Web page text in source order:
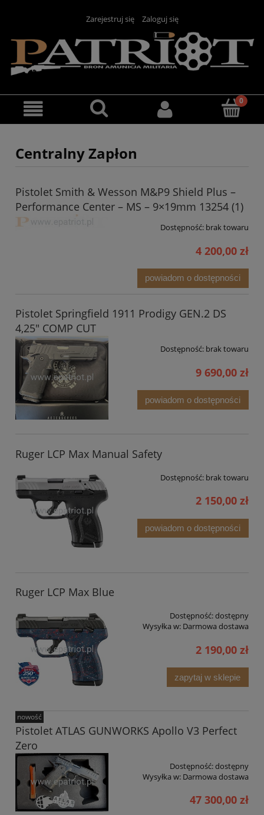
Zarejestruj się Zaloguj się
Centralny Zapłon
Pistolet Smith & Wesson M&P9 Shield Plus –
Performance Center – MS – 9×19mm 13254 (1)
Dostępność: brak towaru
4 200,00 zł
powiadom o dostępności
Pistolet Springfield 1911 Prodigy GEN.2 DS
4,25" COMP CUT
Dostępność: brak towaru
9 690,00 zł
powiadom o dostępności
Ruger LCP Max Manual Safety
Dostępność: brak towaru
2 150,00 zł
powiadom o dostępności
Ruger LCP Max Blue
Dostępność:dostępny
Wysyłka w: Darmowa dostawa
2 190,00 zł
zapytaj w sklepie
Pistolet ATLAS GUNWORKS Apollo V3 Perfect
Zero
Dostępność:dostępny
Wysyłka w: Darmowa dostawa
47 300,00 zł
nowość